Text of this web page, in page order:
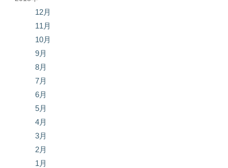
12月
11月
10月
9月
8月
7月
6月
5月
4月
3月
2月
1月